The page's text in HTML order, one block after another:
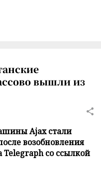
вышли из
Ajax стали
возобновления
Telegraph со ссылкой